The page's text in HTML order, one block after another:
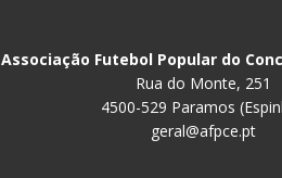
Associação Futebol Popular do
Rua do Monte, 251
4500-529 Paramos
geral@afpce.pt